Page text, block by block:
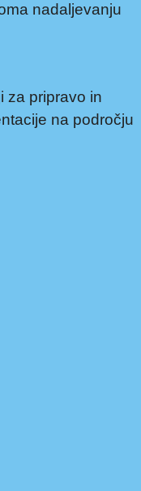
nadaljevanju
za pripravo in
na področju